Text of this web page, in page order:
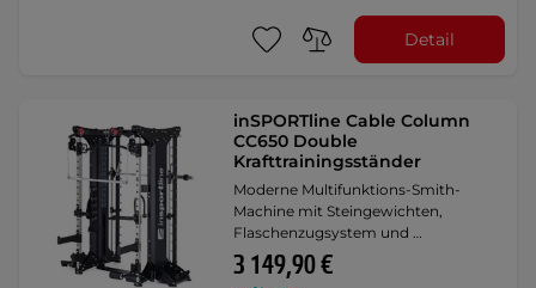
Detail
inSPORTline Cable Column
CC650 Double
Krafttrainingsständer
Moderne Multifunktions-Smith-
Machine mit Steingewichten,
Flaschenzugsystem und …
3 149,90 €